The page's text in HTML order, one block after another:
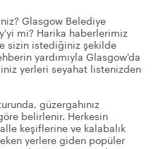
Glasgow Belediye
mi? Harika haberlerimiz
sizin istediğiniz şekilde
yardımıyla Glasgow'da
yerleri seyahat listenizden
güzergahınız
belirlenir. Herkesin
keşiflerine ve kalabalık
yerlere giden popüler